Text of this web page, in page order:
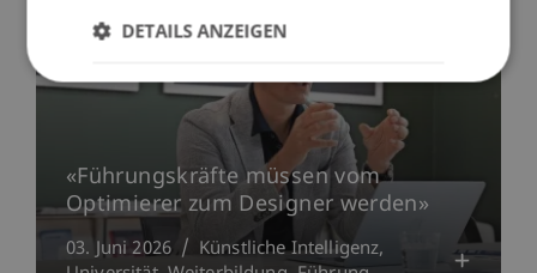
«Führungskräfte müssen vom
Optimierer zum Designer werden»
03. Juni 2026
Künstliche Intelligenz
DETAILS ANZEIGEN